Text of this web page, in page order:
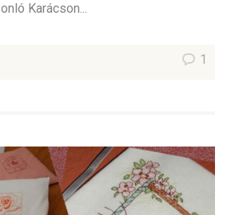
Karácson...
1